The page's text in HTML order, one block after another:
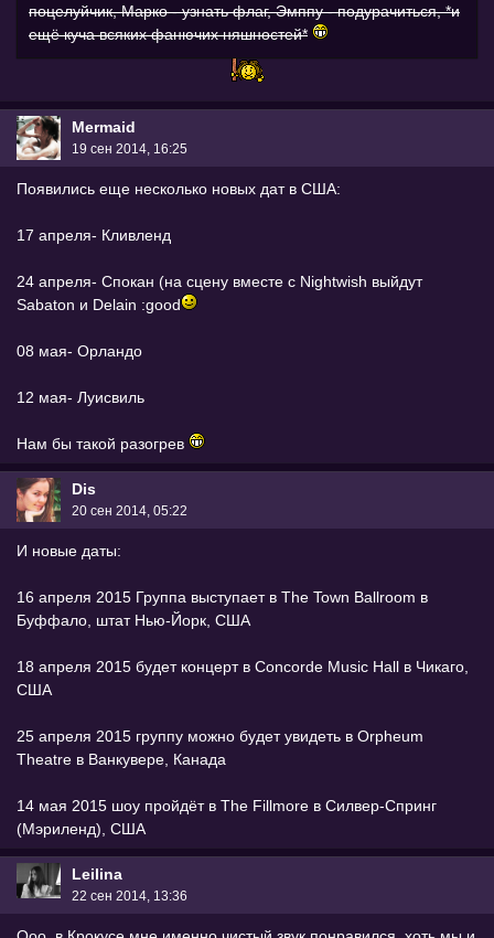
поцелуйчик, Марко - узнать флаг, Эмппу - подурачиться, *и
ещё куча всяких фанючих няшностей*
Mermaid
19 сен 2014, 16:25
Появились еще несколько новых дат в США:
17 апреля- Кливленд
24 апреля- Спокан (на сцену вместе с Nightwish выйдут
Sabaton и Delain :good
08 мая- Орландо
12 мая- Луисвиль
Нам бы такой разогрев
Dis
20 сен 2014, 05:22
И новые даты:
16 апреля 2015 Группа выступает в The Town Ballroom в
Буффало, штат Нью-Йорк, США
18 апреля 2015 будет концерт в Concorde Music Hall в Чикаго,
США
25 апреля 2015 группу можно будет увидеть в Orpheum
Theatre в Ванкувере, Канада
14 мая 2015 шоу пройдёт в The Fillmore в Силвер-Спринг
(Мэриленд), США
Leilina
22 сен 2014, 13:36